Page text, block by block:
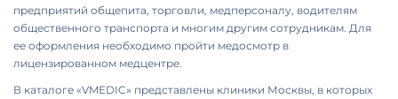
предприятий общепита, торговли, медперсоналу, водителям
общественного транспорта и многим другим сотрудникам. Для
ее оформления необходимо пройти медосмотр в
лицензированном медцентре.
В каталоге «VMEDIC» представлены клиники Москвы, в которых